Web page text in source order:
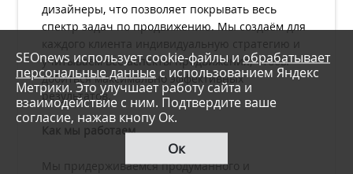
дизайнеры, что позволяет покрывать весь
спектр задач по продвижению. Мы создаём для
каждого клиента индивидуальную стратегию и
учитываем все аспекты продвижения, чтобы
добиться максимально эффективных
результатов.
Как мы работаем
Мы придерживаемся продуманного и
SEOnews использует cookie-файлы иобрабатывает
персональные данныес использованием Яндекс
Метрики. Это улучшает работу сайта и
взаимодействие с ним. Подтвердите ваше
согласие, нажав кнопу Ок.
Ок